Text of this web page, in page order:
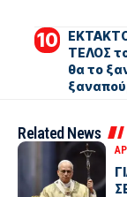
ΕΚΤΑΚΤΟ
ΤΕΛΟΣ
θα το
Related News